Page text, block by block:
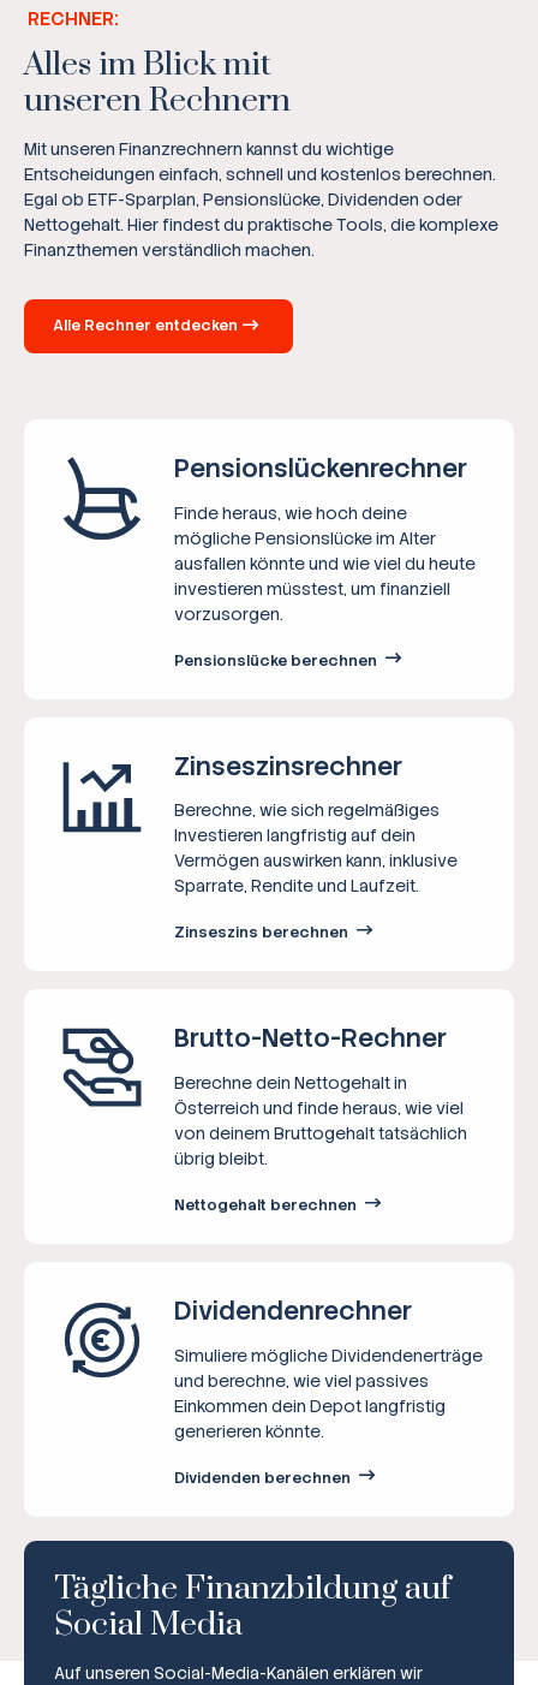
RECHNER:
Alles im Blick mit
unseren Rechnern
Mit unseren Finanzrechnern kannst du wichtige
Entscheidungen einfach, schnell und kostenlos berechnen.
Egal ob ETF-Sparplan, Pensionslücke, Dividenden oder
Nettogehalt. Hier findest du praktische Tools, die komplexe
Finanzthemen verständlich machen.
Alle Rechner entdecken
Pensions­lücken­rechner
Finde heraus, wie hoch deine
mögliche Pensionslücke im Alter
ausfallen könnte und wie viel du heute
investieren müsstest, um finanziell
vorzusorgen.
Pensionslücke berechnen
Zinseszins­rechner
Berechne, wie sich regelmäßiges
Investieren langfristig auf dein
Vermögen auswirken kann, inklusive
Sparrate, Rendite und Laufzeit.
Zinseszins berechnen
Brutto-Netto-­Rechner
Berechne dein Nettogehalt in
Österreich und finde heraus, wie viel
von deinem Bruttogehalt tatsächlich
übrig bleibt.
Nettogehalt berechnen
Dividenden­rechner
Simuliere mögliche Dividendenerträge
und berechne, wie viel passives
Einkommen dein Depot langfristig
generieren könnte.
Dividenden berechnen
Tägliche Finanzbildung auf
Social Media
Auf unseren Social-Media-Kanälen erklären wir